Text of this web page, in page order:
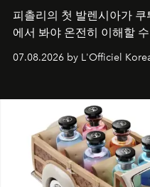
피촐리의 첫 발렌시아가
에서 봐야 온전히 이해할
07.08.2026 by L'Officiel